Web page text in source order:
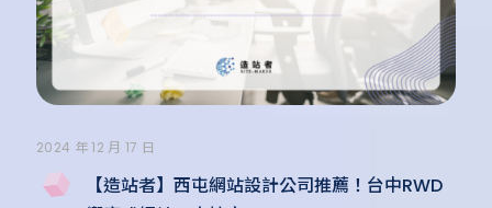
2024 年 12 月 17 日
【造站者】西屯網站設計公司推薦！台中RWD